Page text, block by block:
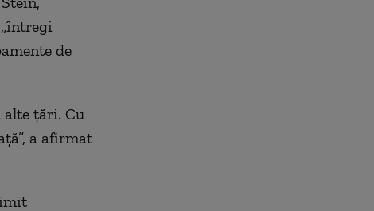
de
alte ţări. Cu
a afirmat